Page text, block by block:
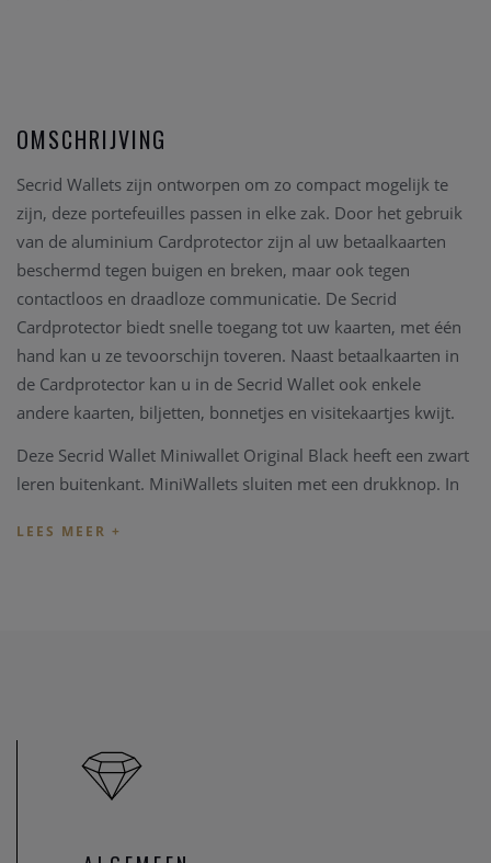
OMSCHRIJVING
Secrid Wallets zijn ontworpen om zo compact mogelijk te
zijn, deze portefeuilles passen in elke zak. Door het gebruik
van de aluminium Cardprotector zijn al uw betaalkaarten
beschermd tegen buigen en breken, maar ook tegen
contactloos en draadloze communicatie. De Secrid
Cardprotector biedt snelle toegang tot uw kaarten, met één
hand kan u ze tevoorschijn toveren. Naast betaalkaarten in
de Cardprotector kan u in de Secrid Wallet ook enkele
andere kaarten, biljetten, bonnetjes en visitekaartjes kwijt.
Deze Secrid Wallet Miniwallet Original Black heeft een zwart
leren buitenkant. MiniWallets sluiten met een drukknop. In
kaarten. Daarnaast heeft u in de MiniWallet nog extra plaats
Heeft u later een probleem met uw Secrid Wallet of verdere
vragen, kan u terecht in onze zaak.